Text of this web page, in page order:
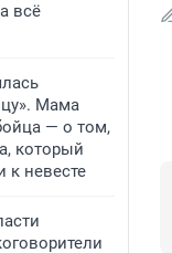
всё
Мама
— о том,
который
к невесте